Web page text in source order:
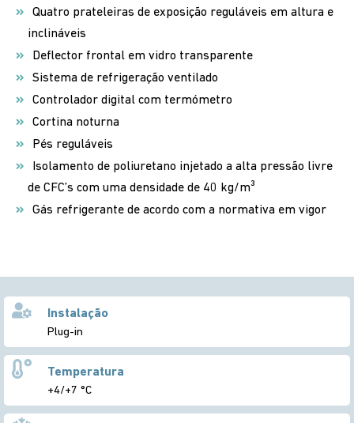
Quatro prateleiras de exposição reguláveis em altura e
inclináveis
Deflector frontal em vidro transparente
Sistema de refrigeração ventilado
Controlador digital com termómetro
Cortina noturna
Pés reguláveis
Isolamento de poliuretano injetado a alta pressão livre
de CFC’s com uma densidade de 40 kg/m³
Gás refrigerante de acordo com a normativa em vigor
Instalação
Plug-in
Temperatura
+4/+7 °C